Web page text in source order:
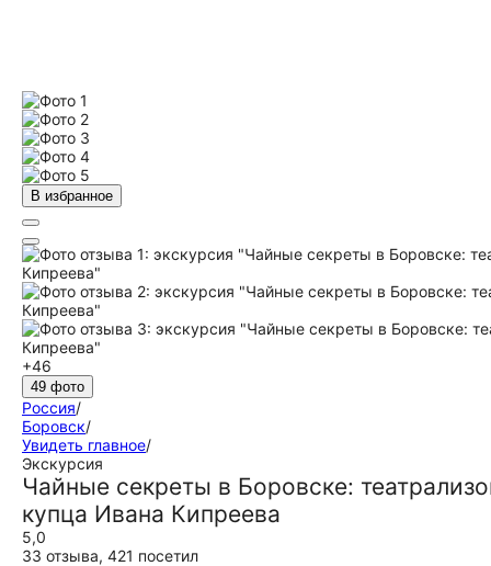
В избранное
+46
49 фото
Россия/
Боровск/
Увидеть главное/
Экскурсия
Чайные секреты в Боровске:
купца Ивана Кипреева
5,0
33 отзыва, 421 посетил